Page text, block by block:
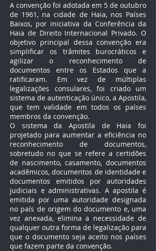
A convenção foi adotada em 5 de outubro
de 1961, na cidade de Haia, nos Países
Baixos, por iniciativa da Conferência da
Haia de Direito Internacional Privado. O
objetivo principal dessa convenção era
simplificar os trâmites burocráticos e
agilizar o reconhecimento de
documentos entre os Estados que a
ratificaram. Em vez de múltiplas
legalizações consulares, foi criado um
sistema de autenticação único, a Apostila,
que tem validade em todos os países
membros da convenção.
O sistema da Apostila de Haia foi
projetado para aumentar a eficiência no
reconhecimento de documentos,
sobretudo no que se refere a certidões
de nascimento, casamento, documentos
acadêmicos, documentos de identidade e
documentos emitidos por autoridades
judiciais e administrativas. A apostila é
emitida por uma autoridade designada
no país de origem do documento e, uma
vez anexada, elimina a necessidade de
qualquer outra forma de legalização para
que o documento seja aceito nos países
que fazem parte da convenção.